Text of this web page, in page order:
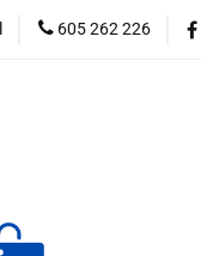
605 262 226